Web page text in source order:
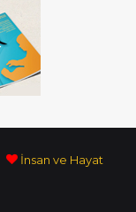
İnsan ve Hayat